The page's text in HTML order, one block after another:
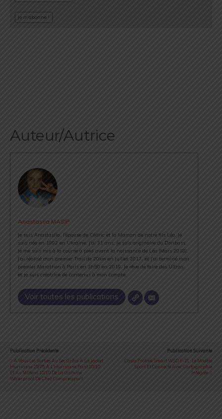
Auteur/Autrice
Anastasiia MASIP
Je suis Anastasiia, l'épouse de Cédric et la Maman de notre fils Léo. Je
suis née en 1992 en Ukraine, j'ai 31 ans, je suis originaire du Donbass.
Je me suis mis à la course à pied avant la naissance de Léo (Mars 2018).
J'ai réalisé mon premier Trail de 20km en Juillet 2017, et j'ai terminé mon
premier Marathon à Paris en 3h50 en 2019. Je rêve de faire des Ultras,
et je suis créatrice de contenus à mon compte.
Voir toutes les publications
Publication Précédente
A Vous Les Sorties Au Sec Grâce À La Jacket
Hurricane 25/75, À L'Hurricane Pant 10/10
Et Au Mittens 10/10 De La Gamme
Waterproof De Chez Compressport
Publication Suivante
Casio Protrek Smart WSD F-21 : Le Modèle
Sport Et Connecté Avec Cartographie
Intégrée